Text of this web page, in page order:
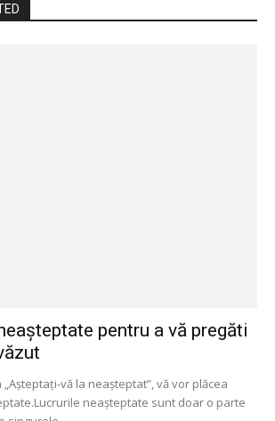
pentru a vă pregăti
„Așteptați-vă la neașteptat”, vă vor plăcea
neașteptate sunt doar o parte